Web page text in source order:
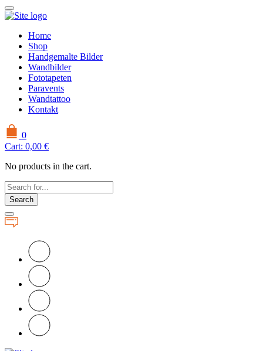
Home
Shop
Handgemalte Bilder
Wandbilder
Fototapeten
Paravents
Wandtattoo
Kontakt
0
Cart: 0,00 €
No products in the cart.
Search